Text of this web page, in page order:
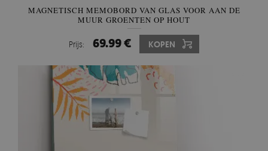
MAGNETISCH MEMOBORD VAN GLAS VOOR AAN DE
MUUR GROENTEN OP HOUT
Prijs: 69.99 € KOPEN